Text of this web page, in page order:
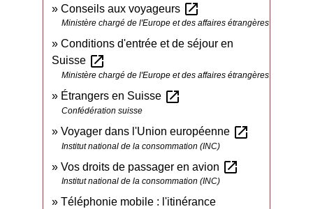
Conseils aux voyageurs open_in_new
Ministère chargé de l'Europe et des affaires étrangères
Conditions d'entrée et de séjour en
Suisse open_in_new
Ministère chargé de l'Europe et des affaires étrangères
Étrangers en Suisse open_in_new
Confédération suisse
Voyager dans l'Union européenne open_in_new
Institut national de la consommation (INC)
Vos droits de passager en avion open_in_new
Institut national de la consommation (INC)
Téléphonie mobile : l'itinérance